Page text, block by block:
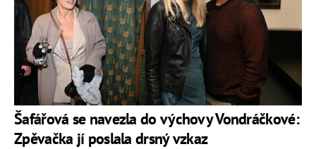
Šafářová se navezla do výchovy Vondráčkové:
Zpěvačka jí poslala drsný vzkaz